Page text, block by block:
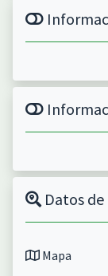
Datos de
Mapa